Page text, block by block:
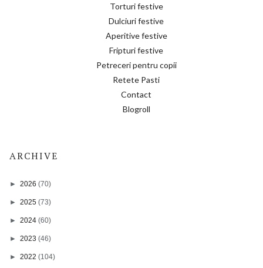
Torturi festive
Dulciuri festive
Aperitive festive
Fripturi festive
Petreceri pentru copii
Retete Pasti
Contact
Blogroll
ARCHIVE
► 2026 (70)
► 2025 (73)
► 2024 (60)
► 2023 (46)
► 2022 (104)